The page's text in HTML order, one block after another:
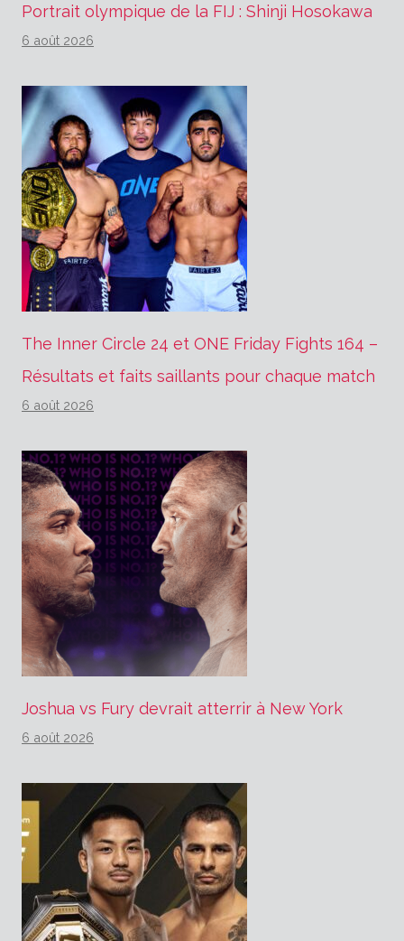
Portrait olympique de la FIJ : Shinji Hosokawa
6 août 2026
The Inner Circle 24 et ONE Friday Fights 164 –
Résultats et faits saillants pour chaque match
6 août 2026
Joshua vs Fury devrait atterrir à New York
6 août 2026